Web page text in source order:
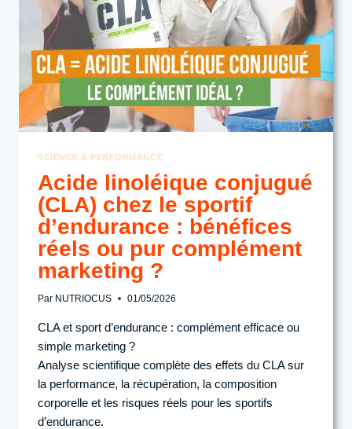
OPTIMISER
LA
PERFORMANCE
?
SCIENCE & PERFORMANCE
Acide linoléique conjugué
(CLA) chez le sportif
d’endurance : bénéfices
réels ou pur complément
marketing ?
Par NUTRIOCUS 01/05/2026
CLA et sport d’endurance : complément efficace ou
simple marketing ?
Analyse scientifique complète des effets du CLA sur
la performance, la récupération, la composition
corporelle et les risques réels pour les sportifs
d’endurance.